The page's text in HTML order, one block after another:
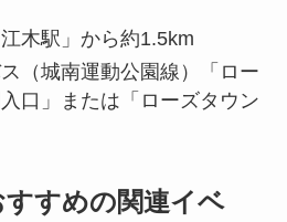
木駅」から約1.5km
ス（城南運動公園線）「ロー
口」または「ローズタウン
すめの関連イベ